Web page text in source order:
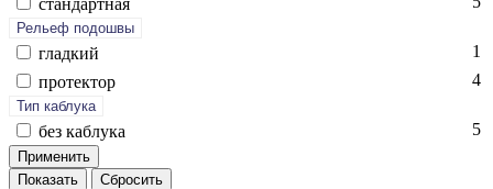
стан­дарт­ная
Рельеф подошвы
глад­кий
1
про­тек­тор
4
Тип каблука
без каб­лу­ка 5
Показать Сбросить